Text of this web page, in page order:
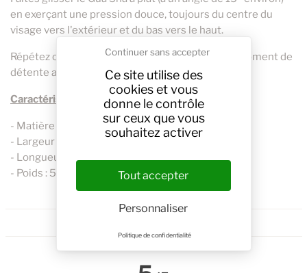
Ce site utilise des
cookies et vous
donne le contrôle
sur ceux que vous
souhaitez activer
Tout accepter
Continuer sans accepter
Personnaliser
Politique de confidentialité
en exerçant une pression douce, toujours du centre du
visage vers l'extérieur et du bas vers le haut.
Répétez chaque mouvement 3 à 5 fois pour un moment de
détente absolue.
Caractéristiques:
- Matière : Pierre de Jade.
- Largeur : 6,5 cm.
- Longueur : 8 cm.
- Poids : 50 g